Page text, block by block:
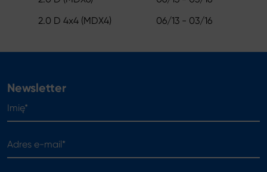
2.0 D 4x4 (MDX4)
06/13 - 03/16
Newsletter
Adres e-mail*